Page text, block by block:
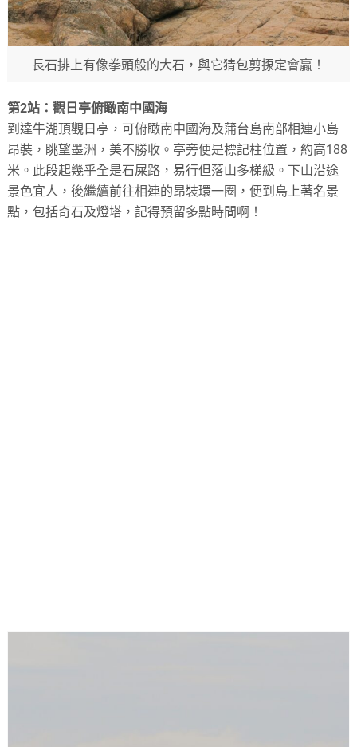
長石排上有像拳頭般的大石，與它猜包剪揼定會贏！
第2站：觀日亭俯瞰南中國海
到達牛湖頂觀日亭，可俯瞰南中國海及蒲台島南部相連小島
昂裝，眺望墨洲，美不勝收。亭旁便是標記柱位置，約高188
米。此段起幾乎全是石屎路，易行但落山多梯級。下山沿途
景色宜人，後繼續前往相連的昂裝環一圈，便到島上著名景
點，包括奇石及燈塔，記得預留多點時間啊！